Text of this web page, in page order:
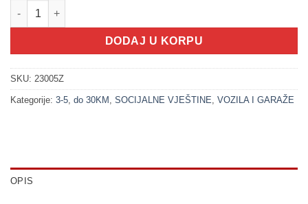
200255-1 Vučna služba sa autom (VOZILA SET) količina
DODAJ U KORPU
SKU: 23005Z
Kategorije: 3-5, do 30KM , SOCIJALNE VJEŠTINE, VOZILA I GARAŽE
OPIS